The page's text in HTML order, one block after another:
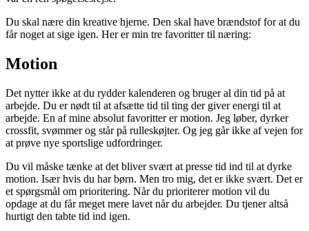
Du skal nære din kreative hjerne. Den skal have brændstof for at du
får noget at sige igen. Her er min tre favoritter til næring:
Motion
Det nytter ikke at du rydder kalenderen og bruger al din tid på at
arbejde. Du er nødt til at afsætte tid til ting der giver energi til at
arbejde. En af mine absolut favoritter er motion. Jeg løber, dyrker
crossfit, svømmer og står på rulleskøjter. Og jeg går ikke af vejen for
at prøve nye sportslige udfordringer.
Du vil måske tænke at det bliver svært at presse tid ind til at dyrke
motion. Især hvis du har børn. Men tro mig, det er ikke svært. Det er
et spørgsmål om prioritering. Når du prioriterer motion vil du
opdage at du får meget mere lavet når du arbejder. Du tjener altså
hurtigt den tabte tid ind igen.